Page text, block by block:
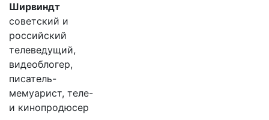
Ширвиндт
советский и
российский
телеведущий,
видеоблогер,
писатель-
мемуарист, теле-
и кинопродюсер